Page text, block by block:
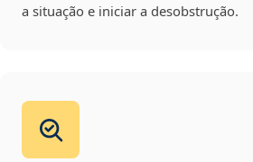
a situação e iniciar a desobstrução.